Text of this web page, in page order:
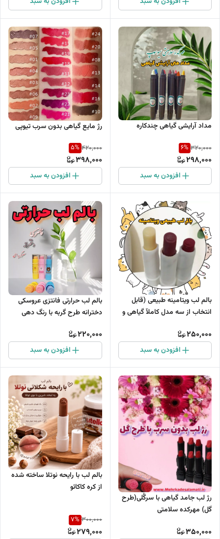
مداد آرایشی گیاهی چندکاره
320,000
6%
298,000
افزودن به سبد
رژ مایع گیاهی بدون سرب تیوپی
420,000
5%
398,000
افزودن به سبد
بالم لب ویتامینه طبیعی (قابل
انتخاب از سه مدل کاملآ گیاهی و
250,000
افزودن به سبد
بالم لب حرارتی فانتزی عروسکی
دخترانه طرح گربه با رنگ دهی
220,000
افزودن به سبد
رژ لب جامد گیاهی با سرگُلی(طرح
گل) مهرکده سلامتی
350,000
بالم لب با رایحه نوتلا ساخته شده
از کره کاکائو
300,000
7%
279,000